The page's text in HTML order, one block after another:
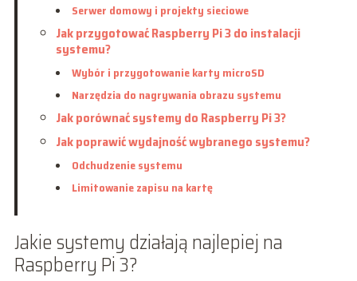
Serwer domowy i projekty sieciowe
Jak przygotować Raspberry Pi 3 do instalacji
systemu?
Wybór i przygotowanie karty microSD
Narzędzia do nagrywania obrazu systemu
Jak porównać systemy do Raspberry Pi 3?
Jak poprawić wydajność wybranego systemu?
Odchudzenie systemu
Limitowanie zapisu na kartę
Jakie systemy działają najlepiej na
Raspberry Pi 3?